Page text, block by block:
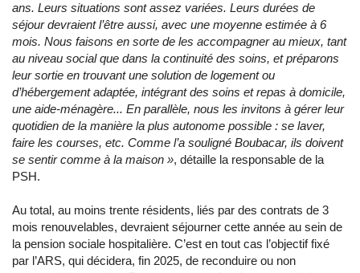
ans. Leurs situations sont assez variées. Leurs durées de
séjour devraient l’être aussi, avec une moyenne estimée à 6
mois. Nous faisons en sorte de les accompagner au mieux, tant
au niveau social que dans la continuité des soins, et préparons
leur sortie en trouvant une solution de logement ou
d’hébergement adaptée, intégrant des soins et repas à domicile,
une aide-ménagère... En parallèle, nous les invitons à gérer leur
quotidien de la manière la plus autonome possible : se laver,
faire les courses, etc. Comme l’a souligné Boubacar, ils doivent
se sentir comme à la maison », détaille la responsable de la
PSH.
Au total, au moins trente résidents, liés par des contrats de 3
mois renouvelables, devraient séjourner cette année au sein de
la pension sociale hospitalière. C’est en tout cas l’objectif fixé
par l’ARS, qui décidera, fin 2025, de reconduire ou non